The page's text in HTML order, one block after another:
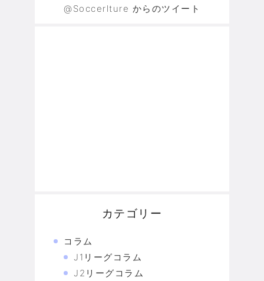
@Soccerlture からのツイート
カテゴリー
コラム
J1リーグコラム
J2リーグコラム